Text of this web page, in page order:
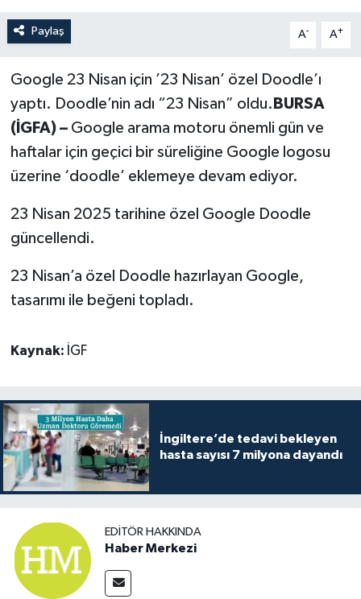
Paylaş A- A+
Google 23 Nisan için ’23 Nisan’ özel Doodle’ı
yaptı. Doodle’nin adı “23 Nisan” oldu. BURSA
(İGFA) –Google arama motoru önemli gün ve
haftalar için geçici bir süreliğine Google logosu
üzerine ‘doodle’ eklemeye devam ediyor.
23 Nisan 2025 tarihine özel Google Doodle
güncellendi.
23 Nisan’a özel Doodle hazırlayan Google,
tasarımı ile beğeni topladı.
Kaynak: İGF
İngiltere’de tedavi bekleyen
hasta sayısı 7 milyona dayandı
EDITÖR HAKKINDA
Haber Merkezi